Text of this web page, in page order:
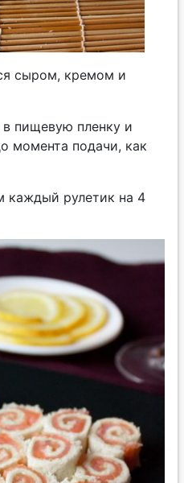
сыром, кремом и
пищевую пленку и
момента подачи, как
каждый рулетик на 4